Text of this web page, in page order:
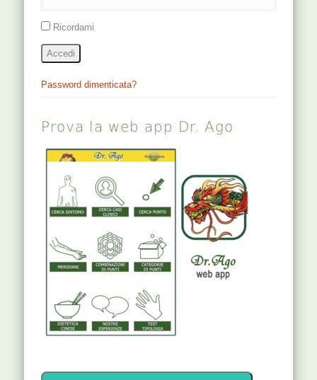
Ricordami
Accedi
Password dimenticata?
Prova la web app Dr. Ago